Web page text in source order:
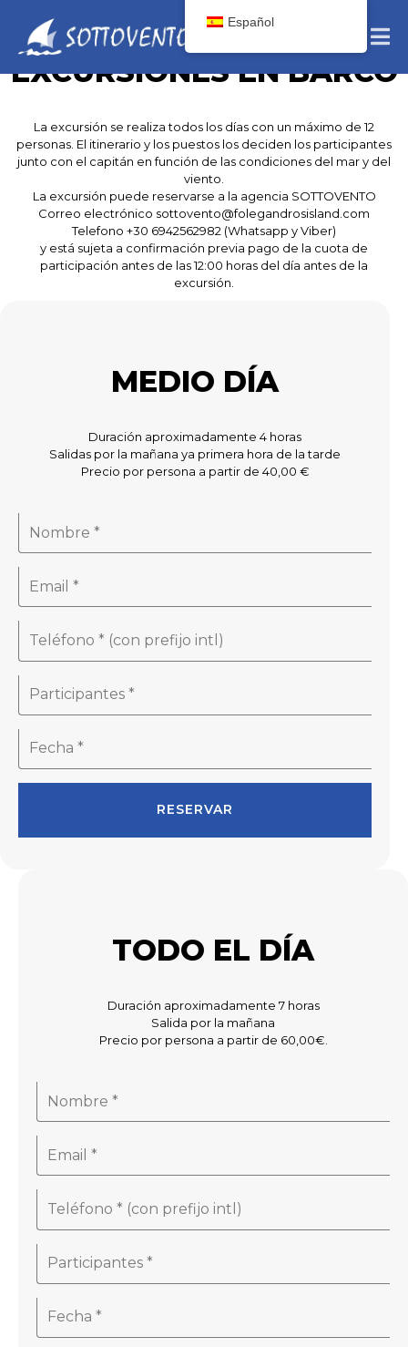
Reproductor
Code PrivacyError: This video isn't available. The owner has been
notified.
EXCURSIONES EN BARCO
La excursión se realiza todos los días con un máximo de 12
personas. El itinerario y los puestos los deciden los participantes
junto con el capitán en función de las condiciones del mar y del
viento.
La excursión puede reservarse a la agencia SOTTOVENTO
Correo electrónico sottovento@folegandrosisland.com
Telefono +30 6942562982 (Whatsapp y Viber)
y está sujeta a confirmación previa pago de la cuota de
participación antes de las 12:00 horas del día antes de la
excursión.
MEDIO DÍA
Duración aproximadamente 4 horas
Salidas por la mañana ya primera hora de la tarde
Precio por persona a partir de 40,00 €
RESERVAR
TODO EL DÍA
Duración aproximadamente 7 horas
Salida por la mañana
Precio por persona a partir de 60,00€.
Español